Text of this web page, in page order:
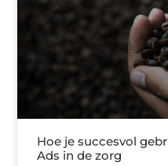
Hoe je succesvol
Ads in de zorg